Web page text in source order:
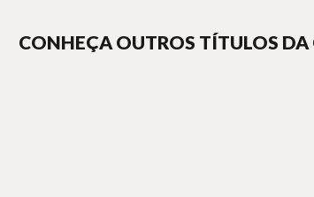
CONHEÇA OUTROS TÍTULOS DA